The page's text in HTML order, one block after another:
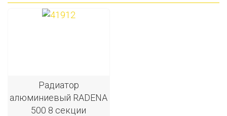
Радиатор
алюминиевый RADENA
500 8 секции